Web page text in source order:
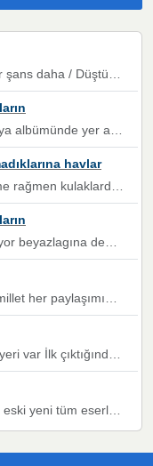
tekrarına izin verilmeyeceğini, kişisel sınırların çizildiğini gösteriyor.
altyapısına vurulduğum, sözlerinde kaybolduğum bir parça olmuş.
havlar
hayran ol yükses ses müzik dinleme sebebisiniz canlar bomba gibi patladınız maşallah
darılıyorum,Dinledikce asla kavusamayacagim ama asla unutamicagim sevdiğim adam için yanar içim
boğuşurken bir yandan da göbek atmayi))) diyeceklerim bu kadar güzel hoş bir sayfa emeğinize sağlık arkadaşlar kolay gelsin
ediyorum yüksek sesle Allah razı olsun hizmet nimettir Rabbim sizin zahmetlerinize de hayırlı nimetler versin Selam ve dua ile Allah'a emanet olun
en güzel şekilde sevenlerine ulaştıran siz değerli sayfa yöneticilerine de teşekkür ederim